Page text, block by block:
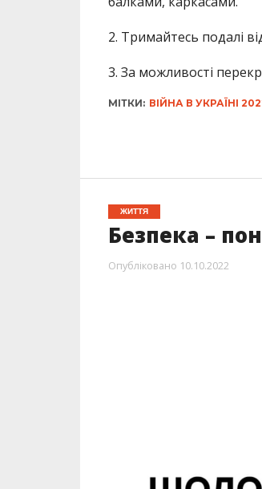
2. Тримайтесь подалі
3. За можливості
МІТКИ: ВІЙНА В УКРАЇНІ
ЖИТТЯ
Безпека –
Опубліковано 10.10.2022